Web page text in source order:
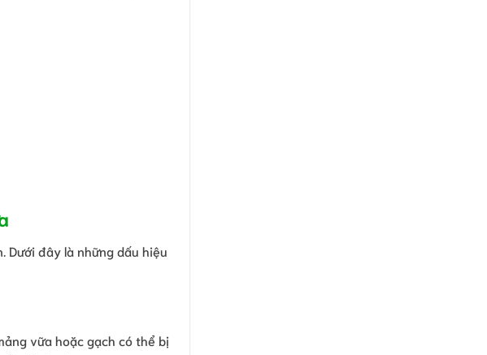
Dưới đây là những dấu hiệu
vữa hoặc gạch có thể bị